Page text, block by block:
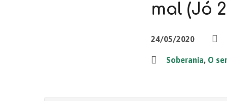
mal (Jó
24/05/2020
Soberania, O